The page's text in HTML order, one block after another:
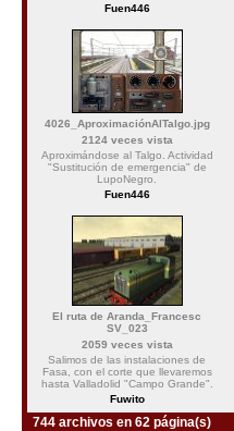
Fuen446
4026_AproximaciónAlTalgo.jpg
2124 veces vista
Aproximándose al Talgo. Actividad
"Sustitución de emergencia" de
LupoNegro.
Fuen446
El ruta de Aranda_Francesc
SV_023
2059 veces vista
Salimos de las instalaciones de
Fasa, con el corte que llevaremos
hasta Valladolid "Campo Grande".
Fuwito
744 archivos en 62 página(s)